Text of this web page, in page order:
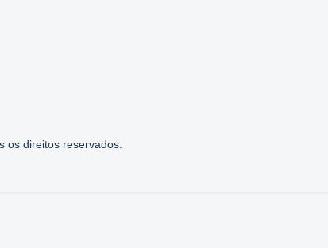
os direitos reservados.